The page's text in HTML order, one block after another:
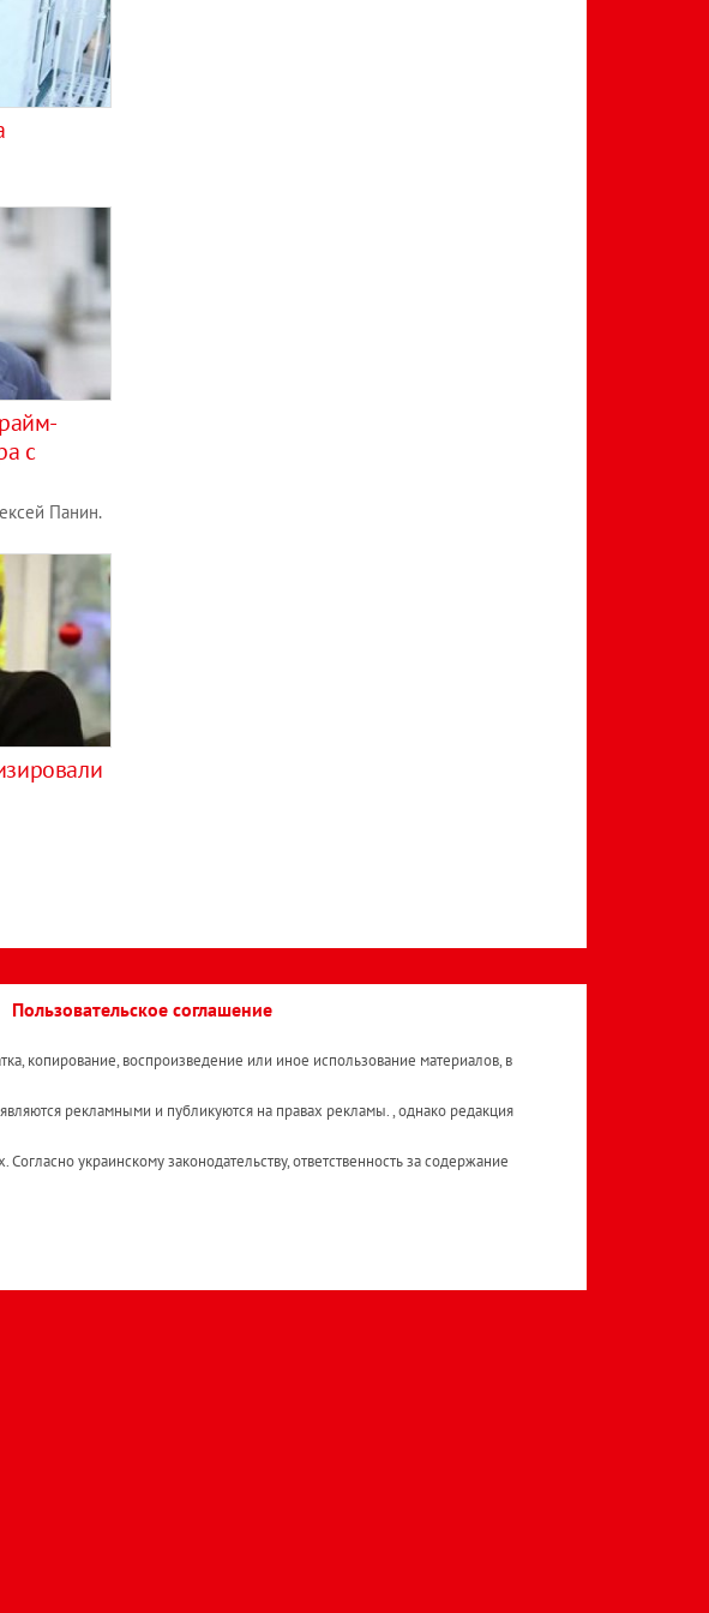
с
Панин.
Пользовательское соглашение
копирование, воспроизведение или иное использование материалов, в
рекламными и публикуются на правах рекламы. , однако редакция
украинскому законодательству, ответственность за содержание